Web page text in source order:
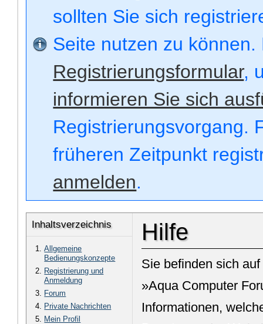
sollten Sie sich
Seite nutzen zu
Registrierungsformular,
informieren Sie sich
Registrierungsvorgang.
früheren Zeitpunkt
anmelden.
Inhaltsverzeichnis
Allgemeine
Bedienungskonzepte
Registrierung und
Anmeldung
Forum
Private Nachrichten
Mein Profil
Hilfe
Sie befinden sich
»Aqua Computer
Informationen,